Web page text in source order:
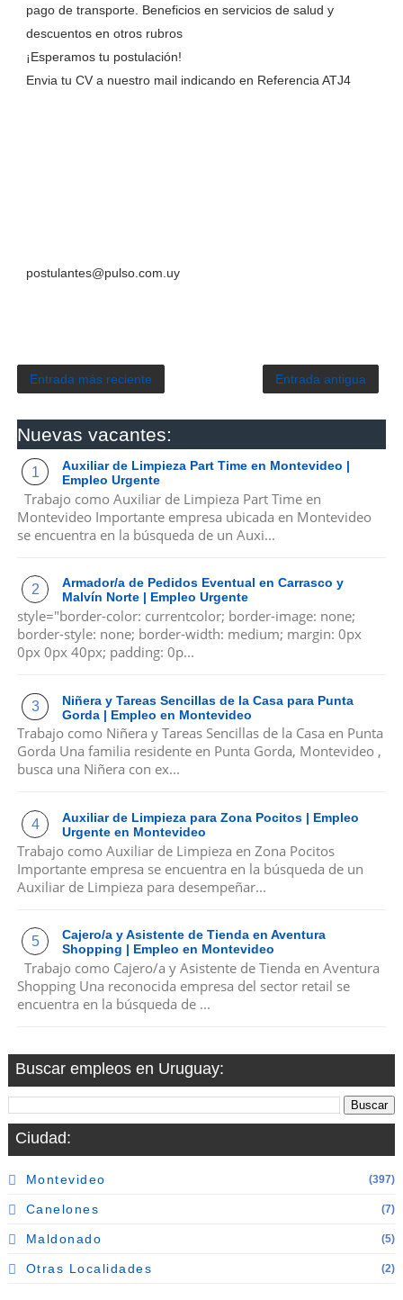
pago de transporte. Beneficios en servicios de salud y
descuentos en otros rubros
¡Esperamos tu postulación!
Envia tu CV a nuestro mail indicando en Referencia ATJ4
postulantes@pulso.com.uy
Entrada más reciente Entrada antigua
Nuevas vacantes:
Auxiliar de Limpieza Part Time en Montevideo |
Empleo Urgente
Trabajo como Auxiliar de Limpieza Part Time en
Montevideo Importante empresa ubicada en Montevideo
se encuentra en la búsqueda de un Auxi...
Armador/a de Pedidos Eventual en Carrasco y
Malvín Norte | Empleo Urgente
style="border-color: currentcolor; border-image: none;
border-style: none; border-width: medium; margin: 0px
0px 0px 40px; padding: 0p...
Niñera y Tareas Sencillas de la Casa para Punta
Gorda | Empleo en Montevideo
Trabajo como Niñera y Tareas Sencillas de la Casa en Punta
Gorda Una familia residente en Punta Gorda, Montevideo ,
busca una Niñera con ex...
Auxiliar de Limpieza para Zona Pocitos | Empleo
Urgente en Montevideo
Trabajo como Auxiliar de Limpieza en Zona Pocitos
Importante empresa se encuentra en la búsqueda de un
Auxiliar de Limpieza para desempeñar...
Cajero/a y Asistente de Tienda en Aventura
Shopping | Empleo en Montevideo
Trabajo como Cajero/a y Asistente de Tienda en Aventura
Shopping Una reconocida empresa del sector retail se
encuentra en la búsqueda de ...
Buscar empleos en Uruguay:
Ciudad:
Montevideo (397)
Canelones (7)
Maldonado (5)
Otras Localidades (2)